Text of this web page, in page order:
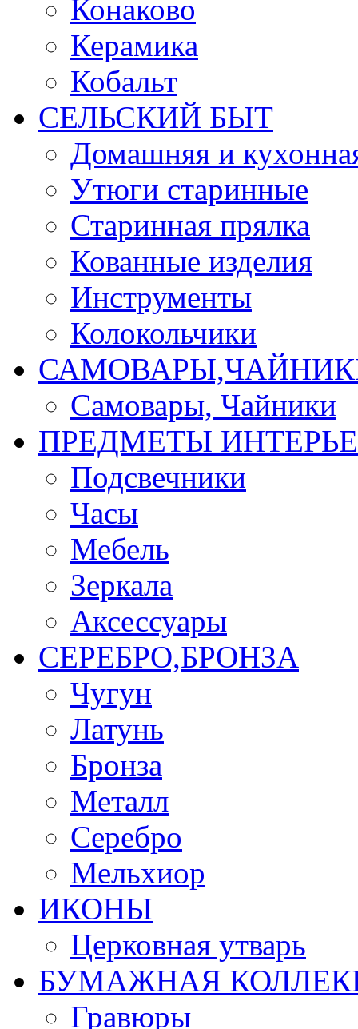
Конаково
Керамика
Кобальт
СЕЛЬСКИЙ БЫТ
Домашняя и
Утюги старинные
Старинная прялка
Кованные изделия
Инструменты
Колокольчики
Самовары, Чайники
ПРЕДМЕТЫ
Подсвечники
Часы
Мебель
Зеркала
Аксессуары
СЕРЕБРО,БРОНЗА
Чугун
Латунь
Бронза
Металл
Серебро
Мельхиор
ИКОНЫ
Церковная утварь
БУМАЖНАЯ
Гравюры